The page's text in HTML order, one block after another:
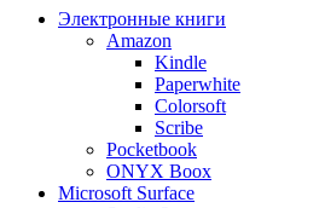
Электронные книги
Amazon
Kindle
Paperwhite
Colorsoft
Scribe
Pocketbook
ONYX Boox
Microsoft Surface